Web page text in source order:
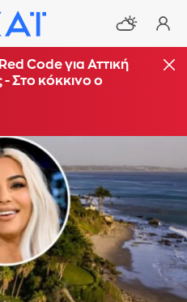
Code για Αττική
- Στο κόκκινο ο